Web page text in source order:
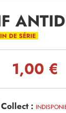
DE SÉRIE
1,00 €
: